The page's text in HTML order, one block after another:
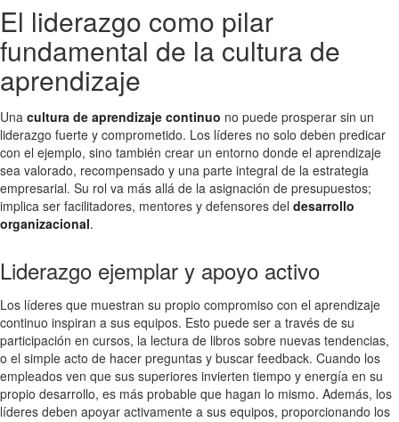
El liderazgo como pilar
fundamental de la cultura de
aprendizaje
Una cultura de aprendizaje continuo no puede prosperar sin un
liderazgo fuerte y comprometido. Los líderes no solo deben predicar
con el ejemplo, sino también crear un entorno donde el aprendizaje
sea valorado, recompensado y una parte integral de la estrategia
empresarial. Su rol va más allá de la asignación de presupuestos;
implica ser facilitadores, mentores y defensores del desarrollo
organizacional.
Liderazgo ejemplar y apoyo activo
Los líderes que muestran su propio compromiso con el aprendizaje
continuo inspiran a sus equipos. Esto puede ser a través de su
participación en cursos, la lectura de libros sobre nuevas tendencias,
o el simple acto de hacer preguntas y buscar feedback. Cuando los
empleados ven que sus superiores invierten tiempo y energía en su
propio desarrollo, es más probable que hagan lo mismo. Además, los
líderes deben apoyar activamente a sus equipos, proporcionando los